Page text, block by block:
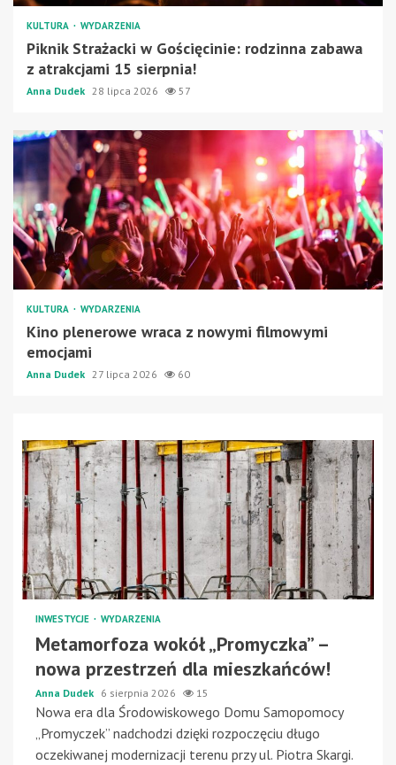
KULTURA WYDARZENIA
Piknik Strażacki w Gościęcinie: rodzinna zabawa
z atrakcjami 15 sierpnia!
Anna Dudek 28 lipca 2026 57
KULTURA WYDARZENIA
Kino plenerowe wraca z nowymi filmowymi
emocjami
Anna Dudek 27 lipca 2026 60
INWESTYCJE WYDARZENIA
Metamorfoza wokół „Promyczka” –
nowa przestrzeń dla mieszkańców!
Anna Dudek 6 sierpnia 2026 15
Nowa era dla Środowiskowego Domu Samopomocy
„Promyczek” nadchodzi dzięki rozpoczęciu długo
oczekiwanej modernizacji terenu przy ul. Piotra Skargi.